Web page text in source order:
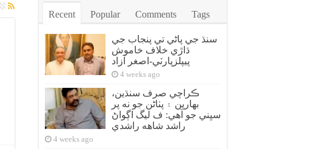
Recent Popular Comments Tags
سنڌ جي پاڻي تي پنجاب جي
ڌاڙي خلاف خاموش
پيپلزپارٽي-اصغر آزاد
4 weeks ago
ڪراچي صرف سنڌين،
بهارين ۽ پٺاڻن جو نه پر
سڀني جو آهي: ف ليگ اڳواڻ
راشد شاهه راشدي
4 weeks ago